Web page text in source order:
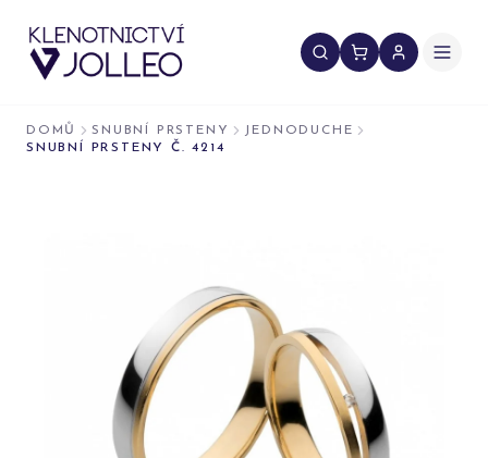
DOMŮ SNUBNÍ PRSTENY
JEDNODUCHE
SNUBNÍ PRSTENY Č. 4214